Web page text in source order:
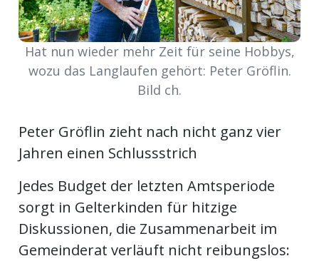
Fussball
Hat nun wieder mehr Zeit für seine Hobbys,
wozu das Langlaufen gehört: Peter Gröflin.
Bild ch.
Peter Gröflin zieht nach nicht ganz vier
Jahren einen Schlussstrich
Jedes Budget der letzten Amtsperiode
sorgt in Gelterkinden für hitzige
Diskussionen, die Zusammenarbeit im
Gemeinderat verläuft nicht reibungslos: